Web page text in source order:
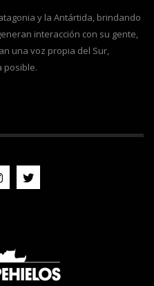
y la Antártida, brindando
interacción con su gente,
una voz propia del Sur,
posible.